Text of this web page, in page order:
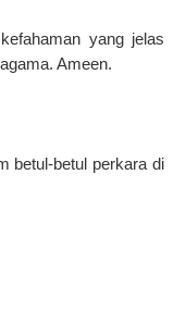
yang jelas
Ameen.
betul-betul perkara di